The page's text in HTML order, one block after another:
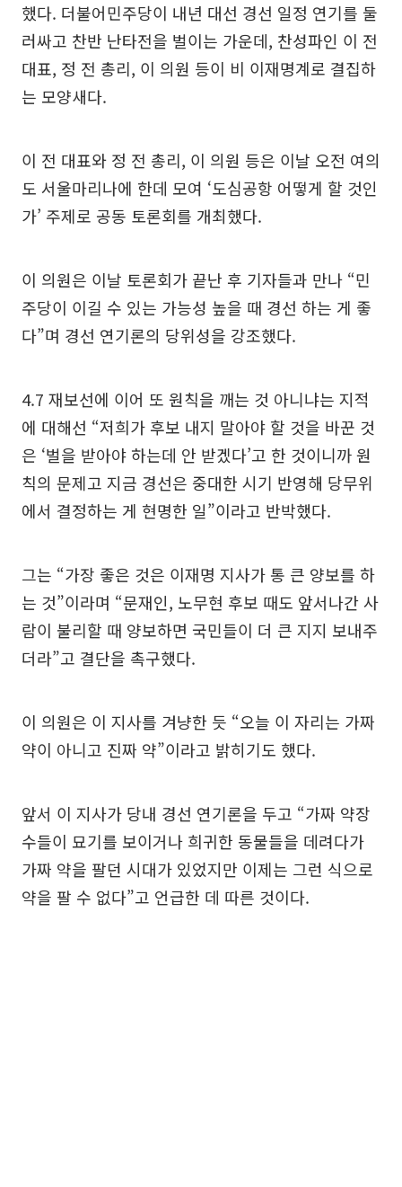
했다. 더불어민주당이 내년 대선 경선 일정 연기를 둘
러싸고 찬반 난타전을 벌이는 가운데, 찬성파인 이 전
대표, 정 전 총리, 이 의원 등이 비 이재명계로 결집하
는 모양새다.
이 전 대표와 정 전 총리, 이 의원 등은 이날 오전 여의
도 서울마리나에 한데 모여 ‘도심공항 어떻게 할 것인
가’ 주제로 공동 토론회를 개최했다.
이 의원은 이날 토론회가 끝난 후 기자들과 만나 “민
주당이 이길 수 있는 가능성 높을 때 경선 하는 게 좋
다”며 경선 연기론의 당위성을 강조했다.
4.7 재보선에 이어 또 원칙을 깨는 것 아니냐는 지적
에 대해선 “저희가 후보 내지 말아야 할 것을 바꾼 것
은 ‘벌을 받아야 하는데 안 받겠다’고 한 것이니까 원
칙의 문제고 지금 경선은 중대한 시기 반영해 당무위
에서 결정하는 게 현명한 일”이라고 반박했다.
그는 “가장 좋은 것은 이재명 지사가 통 큰 양보를 하
는 것”이라며 “문재인, 노무현 후보 때도 앞서나간 사
람이 불리할 때 양보하면 국민들이 더 큰 지지 보내주
더라”고 결단을 촉구했다.
이 의원은 이 지사를 겨냥한 듯 “오늘 이 자리는 가짜
약이 아니고 진짜 약”이라고 밝히기도 했다.
앞서 이 지사가 당내 경선 연기론을 두고 “가짜 약장
수들이 묘기를 보이거나 희귀한 동물들을 데려다가
가짜 약을 팔던 시대가 있었지만 이제는 그런 식으로
약을 팔 수 없다”고 언급한 데 따른 것이다.